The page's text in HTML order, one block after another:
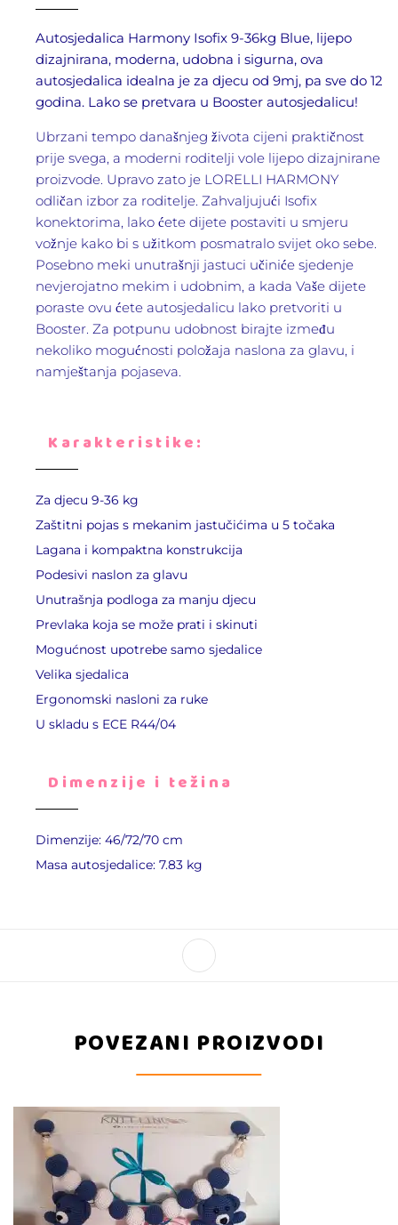
Autosjedalica Harmony Isofix 9-36kg Blue, lijepo
dizajnirana, moderna, udobna i sigurna, ova
autosjedalica idealna je za djecu od 9mj, pa sve do 12
godina. Lako se pretvara u Booster autosjedalicu!
Ubrzani tempo današnjeg života cijeni praktičnost
prije svega, a moderni roditelji vole lijepo dizajnirane
proizvode. Upravo zato je LORELLI HARMONY
odličan izbor za roditelje. Zahvaljujući Isofix
konektorima, lako ćete dijete postaviti u smjeru
vožnje kako bi s užitkom posmatralo svijet oko sebe.
Posebno meki unutrašnji jastuci učiniće sjedenje
nevjerojatno mekim i udobnim, a kada Vaše dijete
poraste ovu ćete autosjedalicu lako pretvoriti u
Booster. Za potpunu udobnost birajte između
nekoliko mogućnosti položaja naslona za glavu, i
namještanja pojaseva.
Karakteristike:
Za djecu 9-36 kg
Zaštitni pojas s mekanim jastučićima u 5 točaka
Lagana i kompaktna konstrukcija
Podesivi naslon za glavu
Unutrašnja podloga za manju djecu
Prevlaka koja se može prati i skinuti
Mogućnost upotrebe samo sjedalice
Velika sjedalica
Ergonomski nasloni za ruke
U skladu s ECE R44/04
Dimenzije i težina
Dimenzije: 46/72/70 cm
Masa autosjedalice: 7.83 kg
POVEZANI PROIZVODI